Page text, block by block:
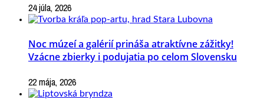
24 júla, 2026
Noc múzeí a galérií prináša atraktívne zážitky!
Vzácne zbierky i podujatia po celom Slovensku
22 mája, 2026